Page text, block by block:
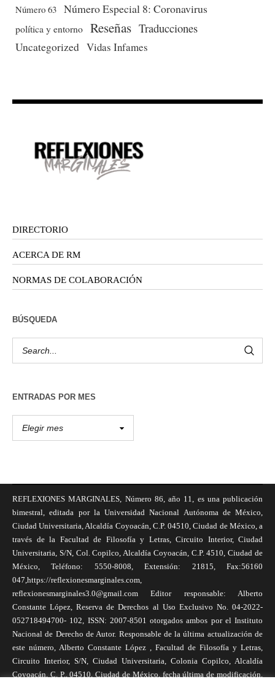
Número 63 Número Especial 8: Coronavirus
política y entorno Reseñas Traducciones
Uncategorized Vidas Infames
DIRECTORIO
ACERCA DE RM
NORMAS DE COLABORACIÓN
BÚSQUEDA
ENTRADAS POR MES
REFLEXIONES MARGINALES, Número 86, año 11, es una publicación
bimestral, editada por la Universidad Nacional Autónoma de México,
Ciudad Universitaria, Alcaldía Coyoacán, C.P. 04510, Ciudad de México, a
través de la Facultad de Filosofía y Letras, Circuito Interior, Ciudad
Universitaria, S/N, Col. Copilco, Alcaldía Coyoacán, C.P. 4510, Ciudad de
México, Teléfono: 5550-8008, Extensión: 21815, Fax:56160
047,https://reflexionesmarginales.com,
reflexionesmarginales3.0@gmail.com Editor responsable: Alberto
Constante López, Reserva de Derechos al Uso Exclusivo No. 04-2022-
052718494700- 102, ISSN: 2007-8501 otorgados ambos por el Instituto
Nacional de Derecho de Autor. Responsable de la última actualización de
este número, Alberto Constante López , Facultad de Filosofía y Letras,
Circuito Interior, S/N, Ciudad Universitaria, Colonia Copilco, Alcaldía
Coyoacán, C. P., 04510, Ciudad de México, fecha última de modificación,